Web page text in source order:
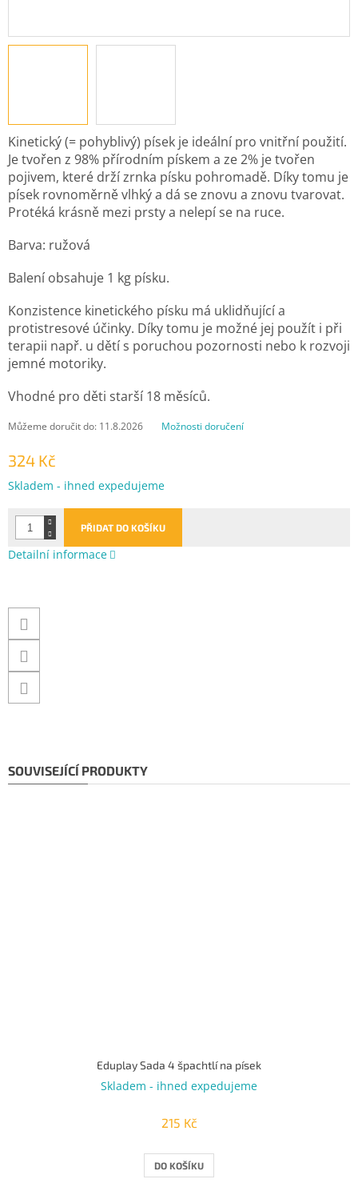
324 Kč
Měrná
Skladem - ihned expedujeme
Můžeme doručit do: 11.8.2026 Možnosti doručení
PŘIDAT DO KOŠÍKU
Kinetický (= pohyblivý) písek je ideální pro vnitřní použití.
Je tvořen z 98% přírodním pískem a ze 2% je tvořen
pojivem, které drží zrnka písku pohromadě. Díky tomu je
písek rovnoměrně vlhký a dá se znovu a znovu tvarovat.
Protéká krásně mezi prsty a nelepí se na ruce.
Barva: ružová
Balení obsahuje 1 kg písku.
Konzistence kinetického písku má uklidňující a
protistresové účinky. Díky tomu je možné jej použít i při
terapii např. u dětí s poruchou pozornosti nebo k rozvoji
jemné motoriky.
Vhodné pro děti starší 18 měsíců.
Detailní informace
SOUVISEJÍCÍ PRODUKTY
Eduplay Sada 4 špachtlí na písek
Skladem - ihned expedujeme
215 Kč
DO KOŠÍKU